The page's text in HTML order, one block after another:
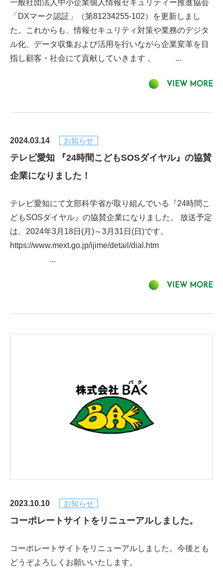
一般社団法人中小企業個人情報セキュリティー推進協会
「DXマーク認証」（第81234255-102）を更新しまし
た。これからも、情報セキュリティ対策や業務のデジタ
ル化、データ収集および活用を行いながら企業変革を目
指し顧客・社会にて貢献していきます 。 ...
VIEW MORE
2024.03.14 お知らせ
テレビ愛知 『24時間こどもSOSダイヤル』の協賛
企業になりました！
テレビ愛知にて文部科学省が取り組んでいる『24時間こ
どもSOSダイヤル』の協賛企業になりました。 放送予定
は、2024年3月18日(月)～3月31日(日)です。
https://www.mext.go.jp/ijime/detail/dial.htm
...
VIEW MORE
2023.10.10 お知らせ
コーポレートサイトをリニューアルしました。
コーポレートサイトをリニューアルしました。今後とも
どうぞよろしくお願いいたします。